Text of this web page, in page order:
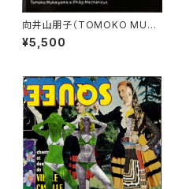
向井山朋子（TOMOKO MUKA
IYAMA）en blanc et noir
¥5,500